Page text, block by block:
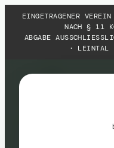
springen
EINGETRAGENER
NACH § 11
ABGABE
LEINTAL ·